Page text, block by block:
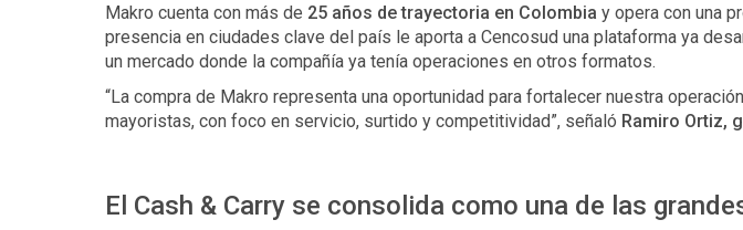
Makro cuenta con más de 25 años de trayectoria en Colombia y opera con una
presencia en ciudades clave del país le aporta a Cencosud una plataforma ya
un mercado donde la compañía ya tenía operaciones en otros formatos.
“La compra de Makro representa una oportunidad para fortalecer nuestra
mayoristas, con foco en servicio, surtido y competitividad”, señaló Ramiro Ortiz,
El Cash & Carry se consolida como una de las